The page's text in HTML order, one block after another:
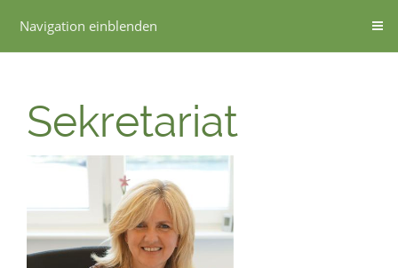
Navigation einblenden
Sekretariat